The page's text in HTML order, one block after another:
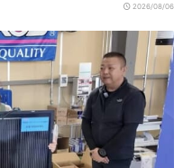
2026/08/06